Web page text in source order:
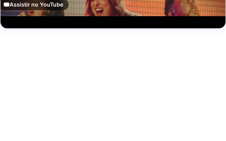
Assistir no YouTube